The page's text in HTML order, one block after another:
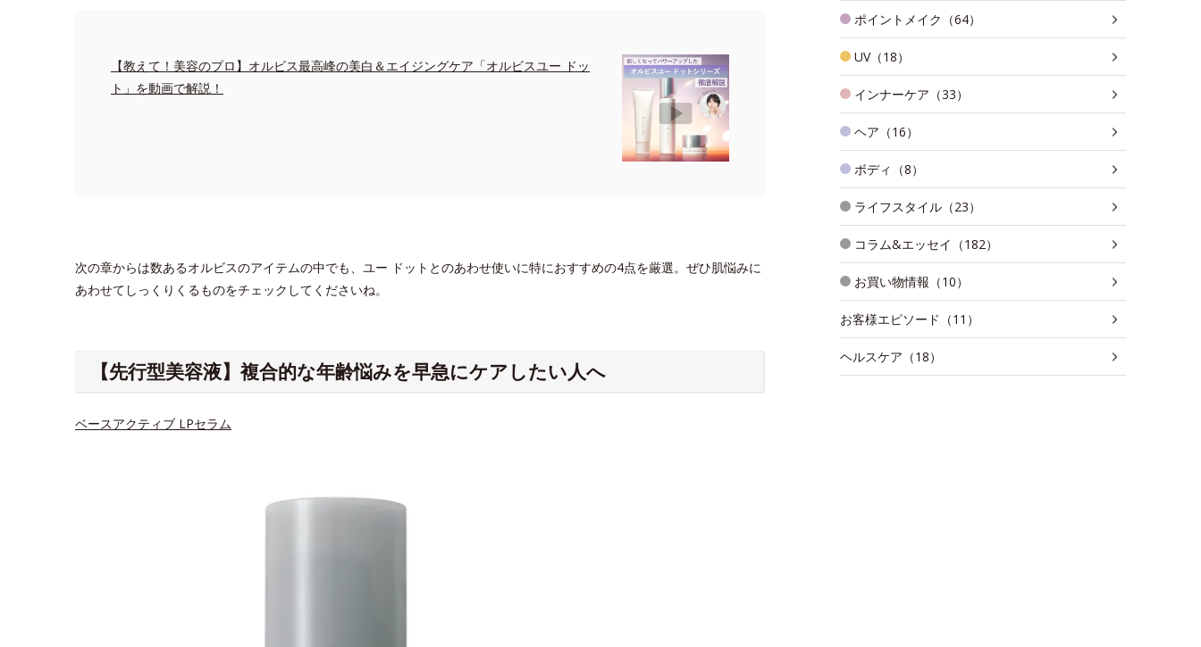
【教えて！美容のプロ】オルビス最高峰の美白＆エイジングケア「オルビスユー ドッ
ト」を動画で解説！
次の章からは数あるオルビスのアイテムの中でも、ユー ドットとのあわせ使いに特におすすめの4点を厳選。ぜひ肌悩みに
あわせてしっくりくるものをチェックしてくださいね。
【先行型美容液】複合的な年齢悩みを早急にケアしたい人へ
ベースアクティブ LPセラム
ポイントメイク（64）
UV（18）
インナーケア（33）
ヘア（16）
ボディ（8）
ライフスタイル（23）
コラム&エッセイ（182）
お買い物情報（10）
お客様エピソード（11）
ヘルスケア（18）